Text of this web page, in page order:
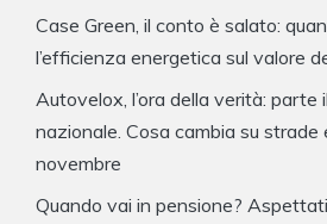
Case Green, il conto è salato:
l’efficienza energetica sul valore
Autovelox, l’ora della verità: parte
nazionale. Cosa cambia su strade
novembre
Quando vai in pensione?